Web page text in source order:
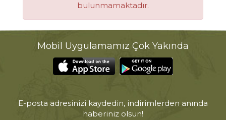
bulunmamaktadır.
Mobil Uygulamamız Çok Yakında
E-posta adresinizi kaydedin, indirimlerden anında
haberiniz olsun!